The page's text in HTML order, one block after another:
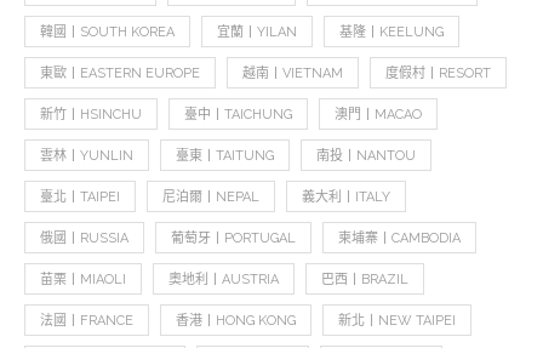
韓國丨SOUTH KOREA 宜蘭丨YILAN 基隆丨KEELUNG
東歐丨EASTERN EUROPE 越南丨VIETNAM 度假村丨RESORT
新竹丨HSINCHU 臺中丨TAICHUNG 澳門丨MACAO
雲林丨YUNLIN 臺東丨TAITUNG 南投丨NANTOU
臺北丨TAIPEI 尼泊爾丨NEPAL 義大利丨ITALY
俄國丨RUSSIA 葡萄牙丨PORTUGAL 柬埔寨丨CAMBODIA
苗栗丨MIAOLI 奧地利丨AUSTRIA 巴西丨BRAZIL
法國丨FRANCE 香港丨HONG KONG 新北丨NEW TAIPEI